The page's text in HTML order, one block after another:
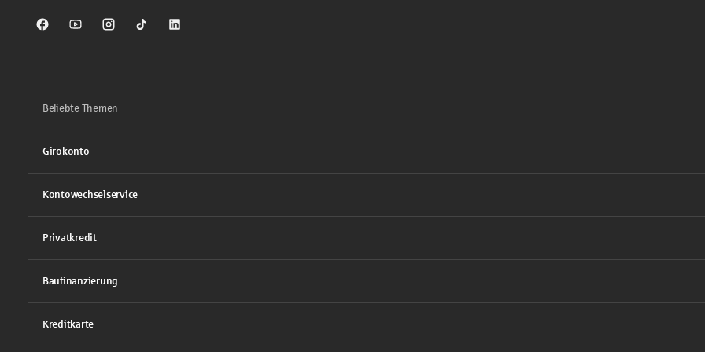
Sparkasse auf Facebook
Sparkasse auf Youtube
Sparkasse auf Instagram
Sparkasse auf TikTok
Sparkasse auf LinkedIn
Beliebte Themen
Girokonto
Kontowechselservice
Privatkredit
Baufinanzierung
Kreditkarte